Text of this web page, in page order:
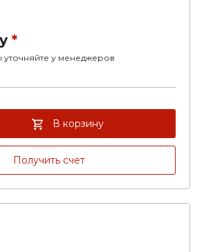
*
уточняйте у менеджеров
Получить счет
В корзину